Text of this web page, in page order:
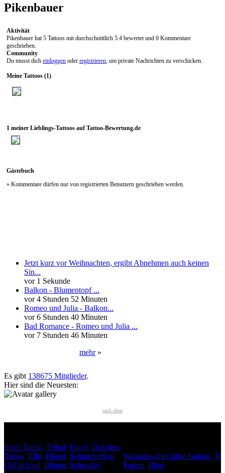
Pikenbauer
Aktivität
Pikenbauer hat 5 Tattoos mit durchschnittlich 5.4 bewertet und 0 Kommentare
geschrieben.
Community
Du musst dich einloggen oder registrieren, um private Nachrichten zu verschicken.
Meine Tattoos (1)
1 meiner Lieblings-Tattoos auf Tattoo-Bewertung.de
Gästebuch
» Kommentare dürfen nur von registrierten Benutzern geschrieben werden.
Jetzt kurz vor Weihnachten, ergibt Abnehmen auch keinen
Sin...
vor 1 Sekunde
Balkon - Blumentopf ...
vor 4 Stunden 52 Minuten
Romeo und Julia - Balkon...
vor 6 Stunden 40 Minuten
Bad Romance - Romeo und Julia ...
vor 7 Stunden 46 Minuten
mehr»
Es gibt 138675 Mitglieder.
Hier sind die Neuesten:
nach oben
Stern Tattoo Tribal Engel Drachen
Tattoo Elfe Flügel Schmetterling
Old School Blüten Schwalbe
Wissenswertes über Tattoos
Forum Blog